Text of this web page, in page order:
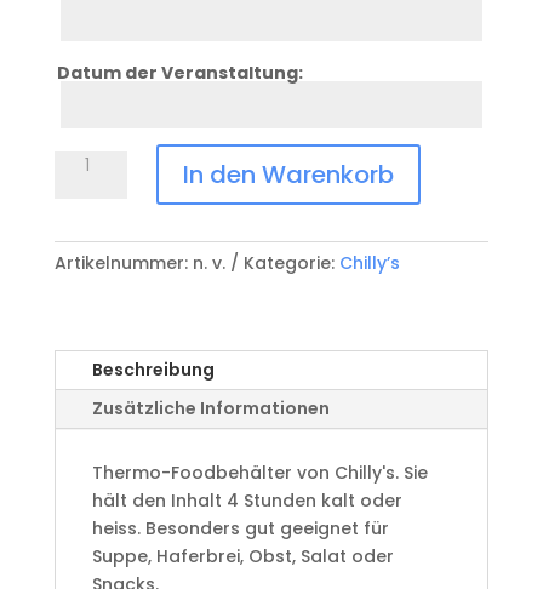
Datum der Veranstaltung:
Chilly's
Thermobehälter
0.5L
Monochrome
In den Warenkorb
Artikelnummer: n. v. Kategorie: Chilly’s
Beschreibung
Zusätzliche Informationen
Thermo-Foodbehälter von Chilly's. Sie
hält den Inhalt 4 Stunden kalt oder
heiss. Besonders gut geeignet für
Suppe, Haferbrei, Obst, Salat oder